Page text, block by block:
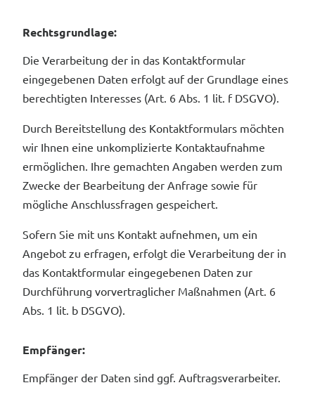
Rechtsgrundlage:
Die Verarbeitung der in das Kontaktformular
eingegebenen Daten erfolgt auf der Grundlage eines
berechtigten Interesses (Art. 6 Abs. 1 lit. f DSGVO).
Durch Bereitstellung des Kontaktformulars möchten
wir Ihnen eine unkomplizierte Kontaktaufnahme
ermöglichen. Ihre gemachten Angaben werden zum
Zwecke der Bearbeitung der Anfrage sowie für
mögliche Anschlussfragen gespeichert.
Sofern Sie mit uns Kontakt aufnehmen, um ein
Angebot zu erfragen, erfolgt die Verarbeitung der in
das Kontaktformular eingegebenen Daten zur
Durchführung vorvertraglicher Maßnahmen (Art. 6
Abs. 1 lit. b DSGVO).
Empfänger:
Empfänger der Daten sind ggf. Auftragsverarbeiter.